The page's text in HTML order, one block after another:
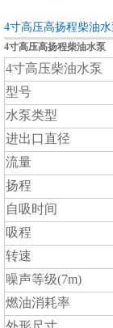
4寸高压高扬程柴油水
4寸高压高扬程柴油水泵
4寸高压柴油水泵
型号
水泵类型
进出口直径
流量
扬程
自吸时间
吸程
转速
噪声等级(7m)
燃油消耗率